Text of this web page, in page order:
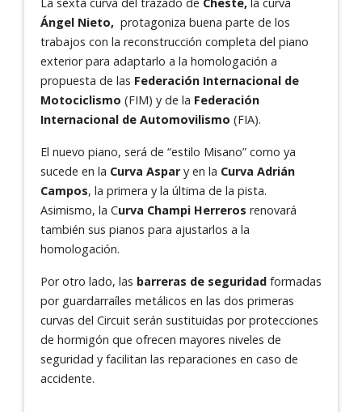
Ángel Nieto, protagoniza buena parte de los
trabajos con la reconstrucción completa del piano
exterior para adaptarlo a la homologación a
propuesta de las Federación Internacional de
Motociclismo (FIM) y de la Federación
Internacional de Automovilismo (FIA).
El nuevo piano, será de “estilo Misano” como ya
sucede en la Curva Aspary en la Curva Adrián
Campos, la primera y la última de la pista.
Asimismo, la Curva Champi Herreros renovará
también sus pianos para ajustarlos a la
homologación.
Por otro lado, las barreras de seguridad formadas
por guardarraíles metálicos en las dos primeras
curvas del Circuit serán sustituidas por protecciones
de hormigón que ofrecen mayores niveles de
seguridad y facilitan las reparaciones en caso de
accidente.